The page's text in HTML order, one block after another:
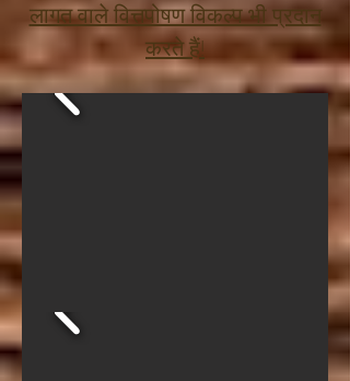
लागत वाले वित्तपोषण विकल्प भी प्रदान
करते हैं!